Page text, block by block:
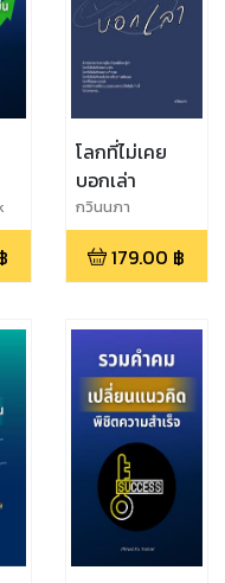
โลกที่ไม่เคย
บอกเล่า
กวินนภา
179.00 ฿